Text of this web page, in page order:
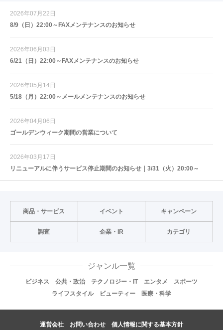
2026年07月22日
8/9（日）22:00～FAXメンテナンスのお知らせ
2026年06月03日
6/21（日）22:00～FAXメンテナンスのお知らせ
2026年05月14日
5/18（月）22:00～メールメンテナンスのお知らせ
2026年04月06日
ゴールデンウィーク期間の営業について
2026年03月17日
リニューアルに伴うサービス停止期間のお知らせ｜3/31（火）20:00～
商品・サービス イベント キャンペーン
調査 企業・IR カテゴリ
ジャンル一覧
ビジネス 公共・政治 テクノロジー・IT エンタメ
スポーツ
ライフスタイル
ビューティー 医療・科学
運営会社 お問い合わせ 個人情報に関する基本方針